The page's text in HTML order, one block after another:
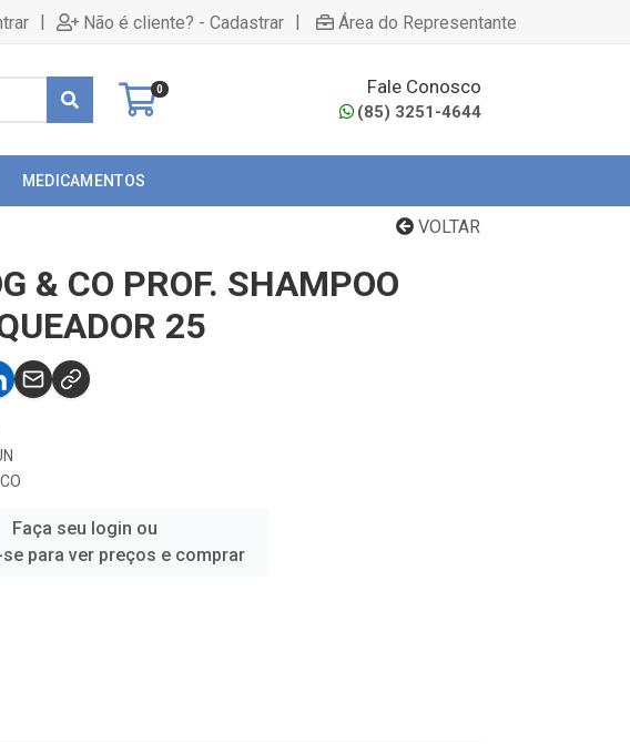
| Não é cliente? - Cadastrar | Área do Representante
0 Fale Conosco
(85) 3251-4644
MEDICAMENTOS
VOLTAR
& CO PROF. SHAMPOO
25
Faça seu login ou
para ver preços e comprar